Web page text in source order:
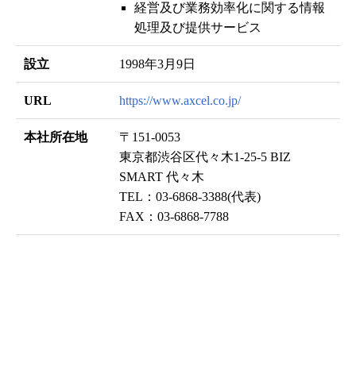
経営及び業務効率化に関する情報
処理及び提供サービス
設立 1998年3月9日
URL https://www.axcel.co.jp/
本社所在地
〒151-0053
東京都渋谷区代々木1-25-5 BIZ
SMART 代々木
TEL：03-6868-3388(代表)
FAX：03-6868-7788